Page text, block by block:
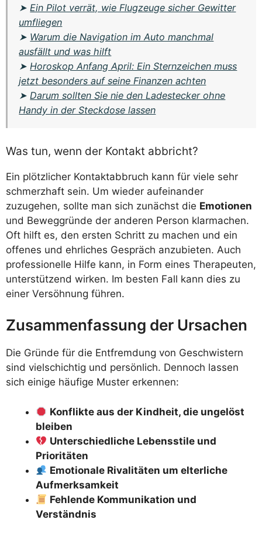
➤Ein Pilot verrät, wie Flugzeuge sicher Gewitter
umfliegen
➤ Warum die Navigation im Auto manchmal
ausfällt und was hilft
➤Horoskop Anfang April: Ein Sternzeichen muss
jetzt besonders auf seine Finanzen achten
➤Darum sollten Sie nie den Ladestecker ohne
Handy in der Steckdose lassen
Was tun, wenn der Kontakt abbricht?
Ein plötzlicher Kontaktabbruch kann für viele sehr
schmerzhaft sein. Um wieder aufeinander
zuzugehen, sollte man sich zunächst die Emotionen
und Beweggründe der anderen Person klarmachen.
Oft hilft es, den ersten Schritt zu machen und ein
offenes und ehrliches Gespräch anzubieten. Auch
professionelle Hilfe kann, in Form eines Therapeuten,
unterstützend wirken. Im besten Fall kann dies zu
einer Versöhnung führen.
Zusammenfassung der Ursachen
Die Gründe für die Entfremdung von Geschwistern
sind vielschichtig und persönlich. Dennoch lassen
sich einige häufige Muster erkennen:
Konflikte aus der Kindheit, die ungelöst
bleiben
Unterschiedliche Lebensstile und
Prioritäten
Emotionale Rivalitäten um elterliche
Aufmerksamkeit
Fehlende Kommunikation und
Verständnis